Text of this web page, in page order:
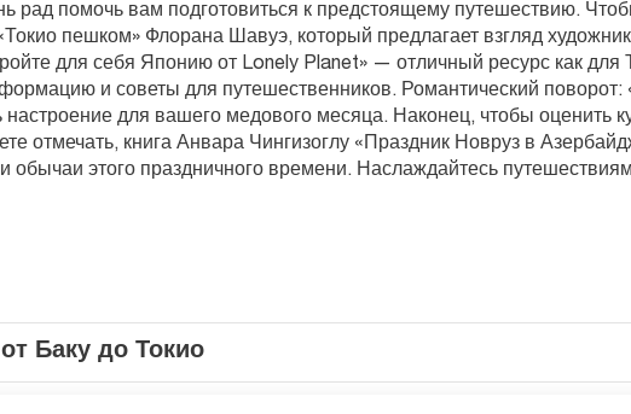
рад помочь вам подготовиться к предстоящему путешествию.
пешком» Флорана Шавуэ, который предлагает взгляд
для себя Японию от Lonely Planet» — отличный ресурс как для
и советы для путешественников. Романтический
настроение для вашего медового месяца. Наконец, чтобы оценить
отмечать, книга Анвара Чингизоглу «Праздник Новруз в
обычаи этого праздничного времени. Наслаждайтесь
Баку до Токио